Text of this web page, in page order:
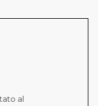
al